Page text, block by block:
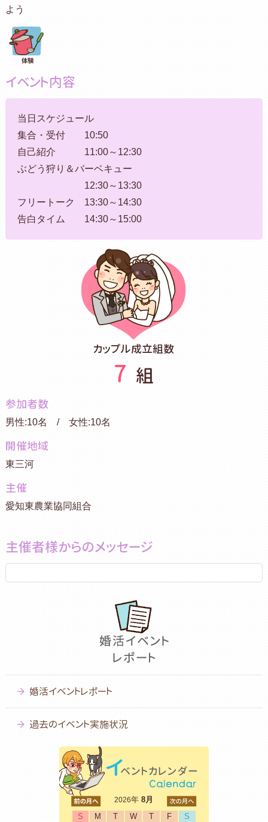
よう
イベント内容
当日スケジュール
集合・受付 10:50
自己紹介 11:00～12:30
ぶどう狩り＆バーベキュー
12:30～13:30
フリートーク 13:30～14:30
告白タイム 14:30～15:00
カップル成立組数
7 組
参加者数
男性:10名 / 女性:10名
開催地域
東三河
主催
愛知東農業協同組合
主催者様からのメッセージ
婚活イベントレポート
過去のイベント実施状況
2026年8月
S
M T W T F S